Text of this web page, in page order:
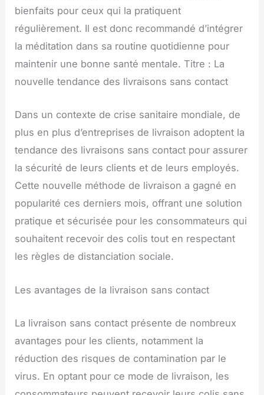
bienfaits pour ceux qui la pratiquent
régulièrement. Il est donc recommandé d’intégrer
la méditation dans sa routine quotidienne pour
maintenir une bonne santé mentale. Titre : La
nouvelle tendance des livraisons sans contact
Dans un contexte de crise sanitaire mondiale, de
plus en plus d’entreprises de livraison adoptent la
tendance des livraisons sans contact pour assurer
la sécurité de leurs clients et de leurs employés.
Cette nouvelle méthode de livraison a gagné en
popularité ces derniers mois, offrant une solution
pratique et sécurisée pour les consommateurs qui
souhaitent recevoir des colis tout en respectant
les règles de distanciation sociale.
Les avantages de la livraison sans contact
La livraison sans contact présente de nombreux
avantages pour les clients, notamment la
réduction des risques de contamination par le
virus. En optant pour ce mode de livraison, les